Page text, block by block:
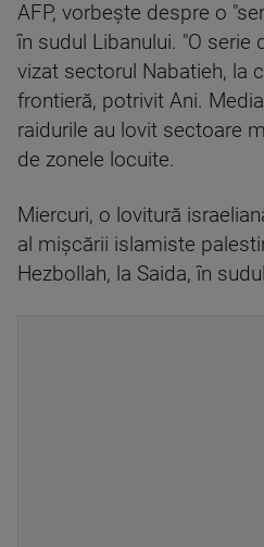
AFP, vorbeşte despre o
în sudul Libanului. "O serie
vizat sectorul Nabatieh, la
frontieră, potrivit Ani.
raidurile au lovit sectoare
de zonele locuite.
Miercuri, o lovitură
al mişcării islamiste
Hezbollah, la Saida, în